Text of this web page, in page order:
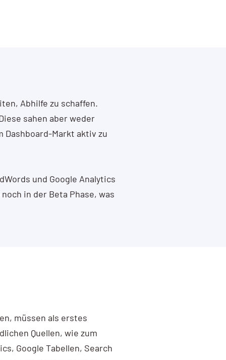
Abhilfe zu schaffen.
sahen aber weder
Dashboard-Markt aktiv zu
und Google Analytics
in der Beta Phase, was
müssen als erstes
Quellen, wie zum
Google Tabellen, Search